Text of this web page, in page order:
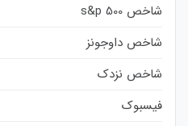
شاخص s&p 500
شاخص داوجونز
شاخص نزدک
فیسبوک